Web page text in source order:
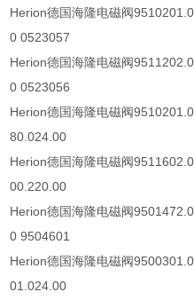
Herion德国海隆电磁阀
0 0523057
Herion德国海隆电磁阀
0 0523056
Herion德国海隆电磁阀
80.024.00
Herion德国海隆电磁阀
00.220.00
Herion德国海隆电磁阀
0 9504601
Herion德国海隆电磁阀
01.024.00